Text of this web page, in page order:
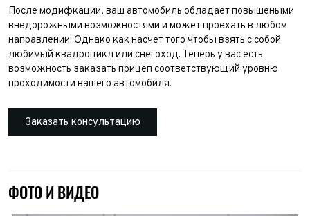
После модифкации, ваш автомобиль обладает повышеными
внедорожными возможностями и может проехать в любом
направлении. Однако как насчет того чтобы взять с собой
любимый квадроцикл или снегоход. Теперь у вас есть
возможность заказать прицеп соответствующий уровню
проходимости вашего автомобиля.
Заказать консультацию
ФОТО И ВИДЕО